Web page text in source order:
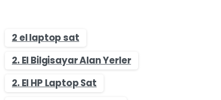
2 el laptop sat
2. El Bilgisayar Alan Yerler
2. El HP Laptop Sat